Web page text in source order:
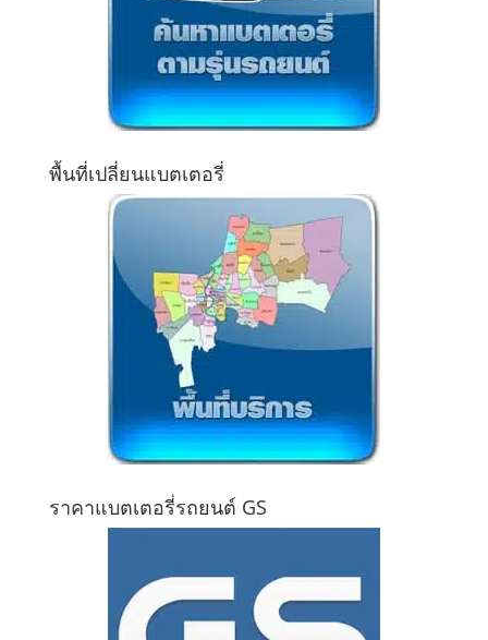
พื้นที่เปลี่ยนแบตเตอรี่
ราคาแบตเตอรี่รถยนต์ GS